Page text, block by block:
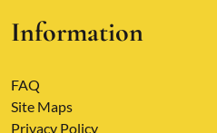
Information
FAQ
Site Maps
Privacy Policy